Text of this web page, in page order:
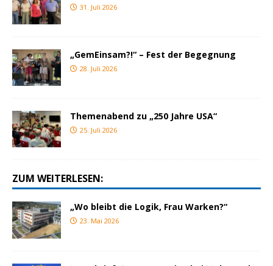
31. Juli 2026
„GemEinsam?!“ – Fest der Begegnung
28. Juli 2026
Themenabend zu „250 Jahre USA“
25. Juli 2026
ZUM WEITERLESEN:
„Wo bleibt die Logik, Frau Warken?“
23. Mai 2026